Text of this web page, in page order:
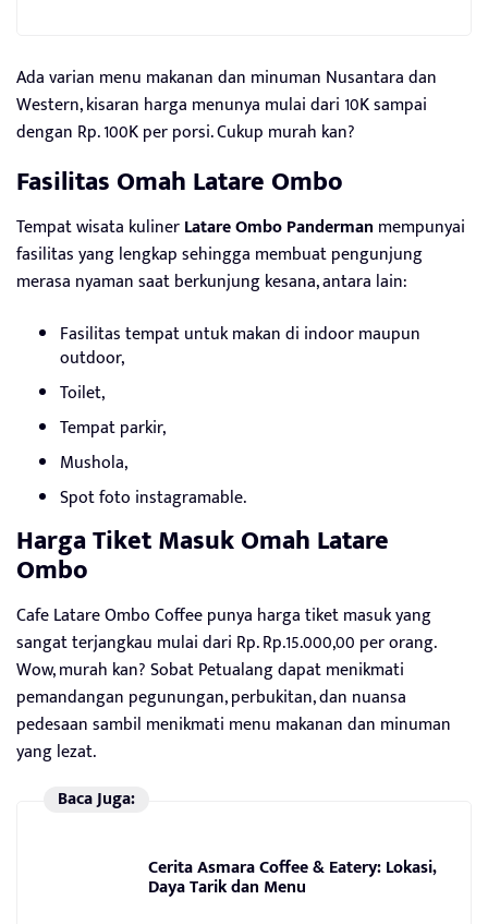
Ada varian menu makanan dan minuman Nusantara dan
Western, kisaran harga menunya mulai dari 10K sampai
dengan Rp. 100K per porsi. Cukup murah kan?
Fasilitas Omah Latare Ombo
Tempat wisata kulinerLatare Ombo Panderman mempunyai
fasilitas yang lengkap sehingga membuat pengunjung
merasa nyaman saat berkunjung kesana, antara lain:
Fasilitas tempat untuk makan di indoor maupun
outdoor,
Toilet,
Tempat parkir,
Mushola,
Spot foto instagramable.
Harga Tiket Masuk Omah Latare
Ombo
Cafe Latare Ombo Coffee punya harga tiket masuk yang
sangat terjangkau mulai dari Rp. Rp.15.000,00 per orang.
Wow, murah kan? Sobat Petualang dapat menikmati
pemandangan pegunungan, perbukitan, dan nuansa
pedesaan sambil menikmati menu makanan dan minuman
yang lezat.
Baca Juga:
Cerita Asmara Coffee & Eatery: Lokasi,
Daya Tarik dan Menu